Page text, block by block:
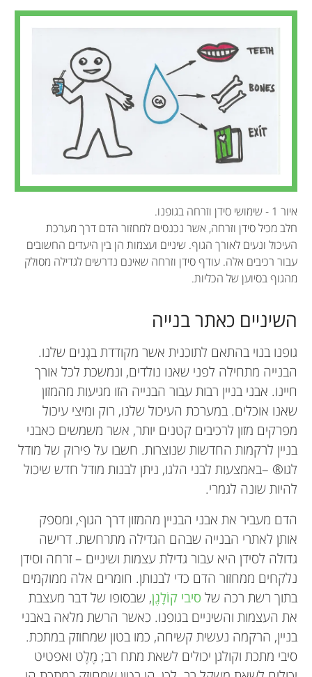
איור 1 - שימושי סידן וזרחה בגופנו.
חלב מכיל סידן וזרחה, אשר נכנסים למחזור הדם דרך מערכת
העיכול ונעים לאורך הגוף. שיניים ועצמות הן בין היעדים החשובים
עבור רכיבים אלה. עודף סידן וזרחה שאינם נדרשים לגדילה מסולק
מהגוף בסיוען של הכליות.
השיניים כאתר בנייה
גופנו בנוי בהתאם לתוכנית אשר מקודדת בגֶנים שלנו.
הבנייה מתחילה לפני שאנו נולדים, ונמשכת לכל אורך
חיינו. אבני בניין רבות עבור הבנייה הזו מגיעות מהמזון
שאנו אוכלים. במערכת העיכול שלנו, רוק ומיצי עיכול
מפרקים מזון לרכיבים קטנים יותר, אשר משמשים כאבני
בניין לרקמות החדשות שנוצרות. חשבו על פירוק של מודל
לגו® –באמצעות לבני הלגו, ניתן לבנות מודל חדש שיכול
להיות שונה לגמרי.
הדם מעביר את אבני הבניין מהמזון דרך הגוף, ומספק
אותן לאתרי הבנייה שבהם הגדילה מתרחשת. דרישה
גדולה לסידן היא עבור גדילת עצמות ושיניים – זרחה וסידן
נלקחים ממחזור הדם כדי לבנותן. חומרים אלה ממוקמים
בתוך רשת רכה שלסיבי קוֹלָגֶן, שבסופו של דבר מעצבת
את העצמות והשיניים בגופנו. כאשר הרשת מלאה באבני
בניין, הרקמה נעשית קשיחה, כמו בטון שמחוזק במתכת.
סיבי מתכת וקולגן יכולים לשאת מתח רב; מֶלֶט ואפטיט